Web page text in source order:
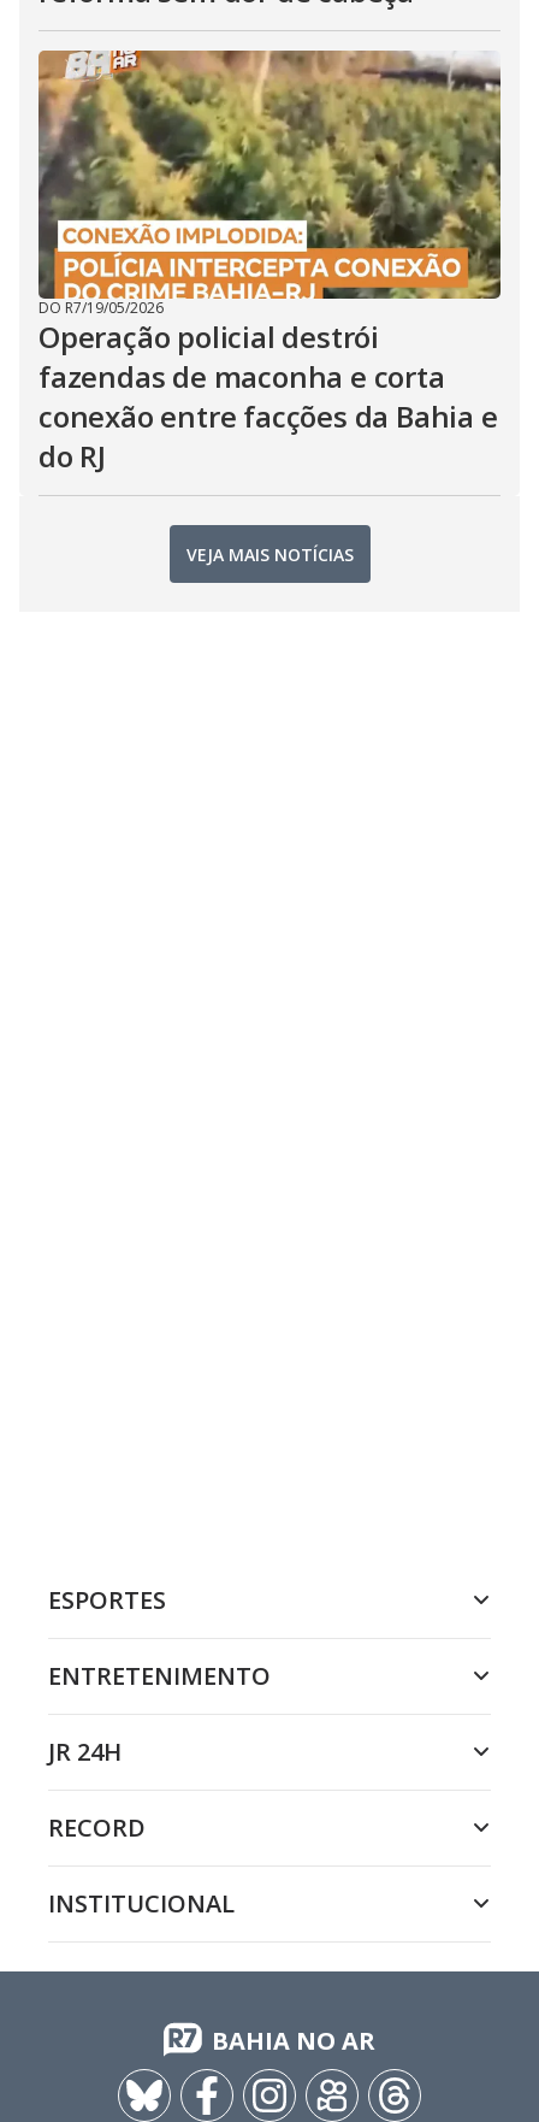
DO R7/19/05/2026
Operação policial destrói
fazendas de maconha e corta
conexão entre facções da Bahia e
do RJ
VEJA MAIS NOTÍCIAS
ESPORTES
ENTRETENIMENTO
JR 24H
RECORD
INSTITUCIONAL
BAHIA NO AR